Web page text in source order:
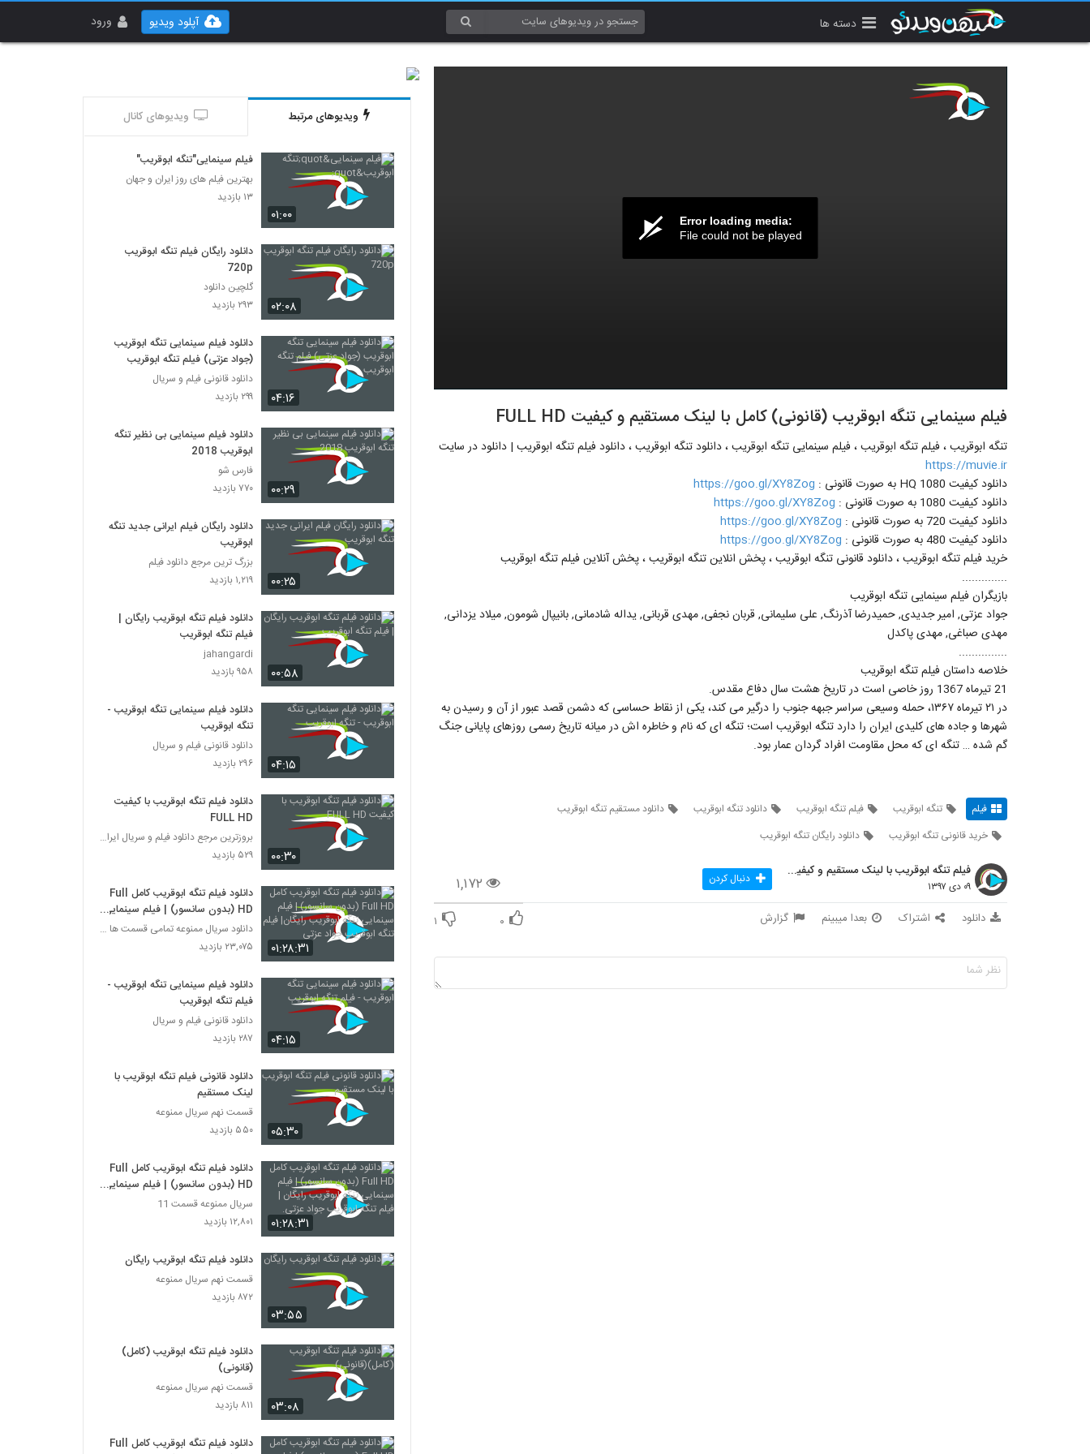
دسته ها ورود آپلود ویدیو
Error loading media:
File could not be played
فیلم سینمایی تنگه ابوقریب (قانونی) کامل با لینک مستقیم و کیفیت FULL HD
تنگه ابوقریب ، فیلم تنگه ابوقریب ، فیلم سینمایی تنگه ابوقریب ، دانلود تنگه ابوقریب ، دانلود فیلم تنگه ابوقریب | دانلود در سایت
https://muvie.ir
دانلود کیفیت 1080 HQ به صورت قانونی :
https://goo.gl/XY8Zog
دانلود کیفیت 1080 به صورت قانونی :
https://goo.gl/XY8Zog
دانلود کیفیت 720 به صورت قانونی :
https://goo.gl/XY8Zog
دانلود کیفیت 480 به صورت قانونی :
https://goo.gl/XY8Zog
خرید فیلم تنگه ابوقریب ، دانلود قانونی تنگه ابوقریب ، پخش انلاین تنگه ابوقریب ، پخش آنلاین فیلم تنگه ابوقریب
..............
بازیگران فیلم سینمایی تنگه ابوقریب
جواد عزتی, امیر جدیدی, حمیدرضا آذرنگ, علی سلیمانی, قربان نجفی, مهدی قربانی, یداله شادمانی, بانیپال شومون, میلاد یزدانی,
مهدی صباغی, مهدی پاکدل
...............
خلاصه داستان فیلم تنگه ابوقریب
21 تیرماه 1367 روز خاصی است در تاریخ هشت سال دفاع مقدس.
در ٢١ تیرماه ١٣۶٧، حمله وسیعی سراسر جبهه جنوب را درگیر می کند، یکی از نقاط حساسی که دشمن قصد عبور از آن و رسیدن به
شهرها و جاده های کلیدی ایران را دارد تنگه ابوقریب است؛ تنگه ای که نام و خاطره اش در میانه تاریخ رسمی روزهای پایانی جنگ
گم شده … تنگه ای که محل مقاومت افراد گردان عمار بود.
فیلم تنگه ابوقریب فیلم تنگه ابوقریب دانلود تنگه ابوقریب
دانلود مستقیم تنگه ابوقریب
خرید قانونی تنگه ابوقریب
دانلود رایگان تنگه ابوقریب
۱,۱۷۲
فیلم تنگه ابوقریب با لینک مستقیم و کیفیت FULL HD
۰۹ دی ۱۳۹۷ دنبال کردن
دانلود اشتراک بعدا میبینم گزارش ۰ ۱
ویدیوهای مرتبط ویدیوهای کانال
۰۱:۰۰
فیلم سینمایی"تنگه ابوقریب"
بهترین فیلم های روز ایران و جهان
۱۳ بازدید
۰۲:۰۸
دانلود رایگان فیلم تنگه ابوقریب
720p
گلچین دانلود
۲۹۳ بازدید
۰۴:۱۶
دانلود فیلم سینمایی تنگه ابوقریب
(جواد عزتی) فیلم تنگه ابوقریب
دانلود قانونی فیلم و سریال
۲۹۹ بازدید
۰۰:۲۹
دانلود فیلم سینمایی بی نظیر تنگه
ابوقریب 2018
فارس شو
۷۷۰ بازدید
۰۰:۲۵
دانلود رایگان فیلم ایرانی جدید تنگه
ابوقریب
بزرگ ترین مرجع دانلود فیلم
۱,۲۱۹ بازدید
۰۰:۵۸
دانلود فیلم تنگه ابوقریب رایگان |
فیلم تنگه ابوقریب
jahangardi
۹۵۸ بازدید
۰۴:۱۵
دانلود فیلم سینمایی تنگه ابوقریب -
تنگه ابوقریب
دانلود قانونی فیلم و سریال
۲۹۶ بازدید
۰۰:۳۰
دانلود فیلم تنگه ابوقریب با کیفیت
FULL HD
بروزترین مرجع دانلود فیلم و سریال ایرانی
۵۲۹ بازدید
۰۱:۲۸:۳۱
دانلود فيلم تنگه ابوقریب کامل Full
HD (بدون سانسور) | فيلم سينمایی
تنگه ابوقریب رایگان| فيلم تنگه
ابوقریب جواد عزتی
دانلود سریال ممنوعه تمامی قسمت ها (کامل HD)
۲۳,۰۷۵ بازدید
۰۴:۱۵
دانلود فیلم سینمایی تنگه ابوقریب -
فیلم تنگه ابوقریب
دانلود قانونی فیلم و سریال
۲۸۷ بازدید
۰۵:۳۰
دانلود قانونی فیلم تنگه ابوقریب با
لینک مستقیم
قسمت نهم سریال ممنوعه
۵۵۰ بازدید
۰۱:۲۸:۳۱
دانلود فيلم تنگه ابوقریب کامل Full
HD (بدون سانسور) | فيلم سينمایی
تنگه ابوقریب رایگان | فيلم تنگه
ابوقریب جواد عزتی.
سریال ممنوعه قسمت 11
۱۲,۸۰۱ بازدید
۰۳:۵۵
دانلود فیلم تنگه ابوقریب رایگان
قسمت نهم سریال ممنوعه
۸۷۲ بازدید
۰۳:۰۸
دانلود فیلم تنگه ابوقریب (کامل)
(قانونی)
قسمت نهم سریال ممنوعه
۸۱۱ بازدید
دانلود فيلم تنگه ابوقریب کامل Full